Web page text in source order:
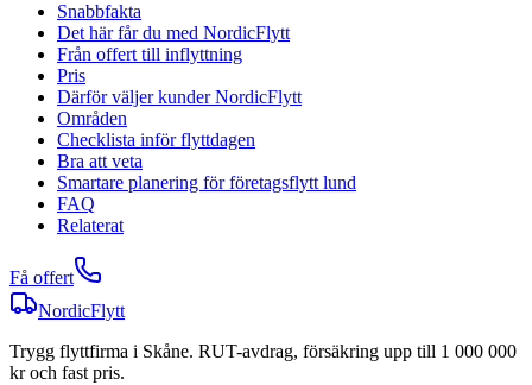
Snabbfakta
Det här får du med NordicFlytt
Från offert till inflyttning
Pris
Därför väljer kunder NordicFlytt
Områden
Checklista inför flyttdagen
Bra att veta
Smartare planering för företagsflytt lund
FAQ
Relaterat
Få offert
NordicFlytt
Trygg flyttfirma i Skåne. RUT-avdrag, försäkring upp till 1 000 000
kr och fast pris.